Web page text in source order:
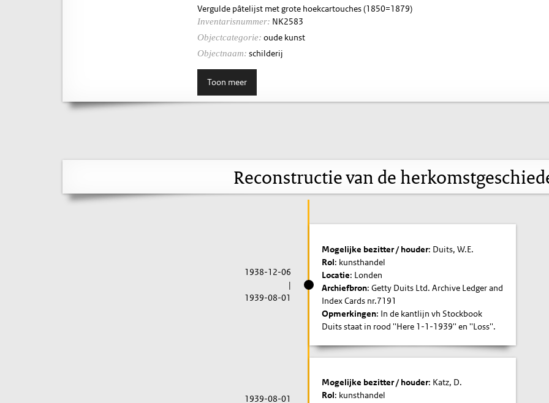
Vergulde pâtelijst met grote hoekcartouches (1850=1879)
Inventarisnummer: NK2583
Objectcategorie: oude kunst
Objectnaam: schilderij
Toon meer
Reconstructie van de
1938-12-06
|
1939-08-01
Mogelijke bezitter / houder: Duits, W.E.
Rol: kunsthandel
Locatie: Londen
Archiefbron: Getty Duits Ltd. Archive Ledger and
Index Cards nr.7191
Opmerkingen: In de kantlijn vh Stockbook
Duits staat in rood ''Here 1-1-1939'' en ''Loss''.
1939-08-01
Mogelijke bezitter / houder: Katz, D.
Rol: kunsthandel